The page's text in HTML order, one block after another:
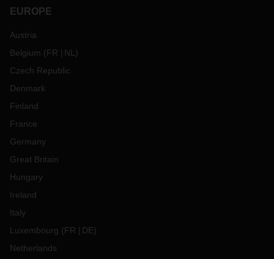
EUROPE
Austria
Belgium (FR NL )
Czech Republic
Denmark
Finland
France
Germany
Great Britain
Hungary
Ireland
Italy
Luxembourg (FR DE)
Netherlands